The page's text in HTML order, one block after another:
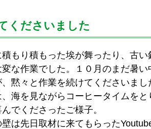
くださいました
もり積もった埃が舞ったり、古い
な作業でした。１０月のまだ暑い
、黙々と作業を続けてくださいまし
海を見ながらコーヒータイムをと
でくださったご様子。
は先日取材に来てもらった